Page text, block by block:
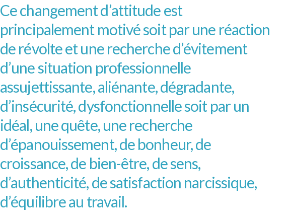
Ce changement d’attitude est
principalement motivé soit par une réaction
de révolte et une recherche d’évitement
d’une situation professionnelle
assujettissante, aliénante, dégradante,
d’insécurité, dysfonctionnelle soit par un
idéal, une quête, une recherche
d’épanouissement, de bonheur, de
croissance, de bien-être, de sens,
d’authenticité, de satisfaction narcissique,
d’équilibre au travail.